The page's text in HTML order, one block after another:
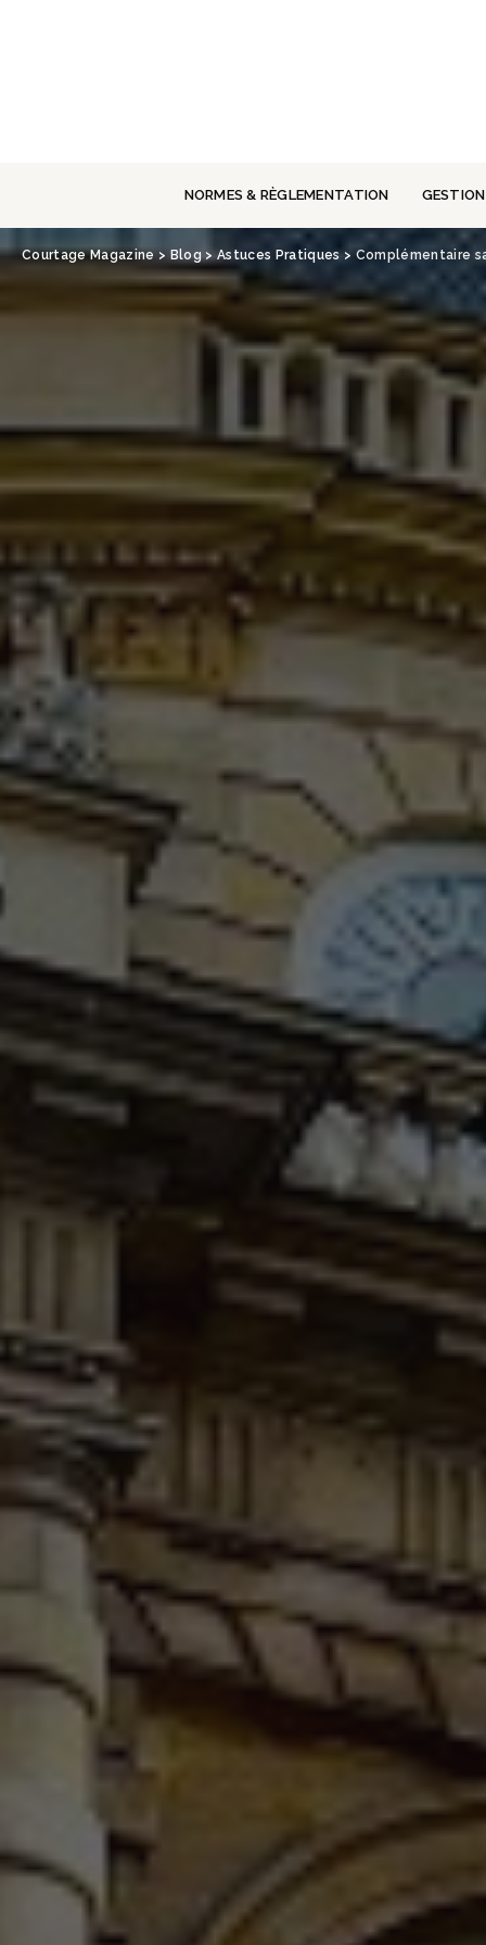
NORMES & RÈGLEMENTATION
Courtage Magazine> Blog > Astuces Pratiques> Complémentaire